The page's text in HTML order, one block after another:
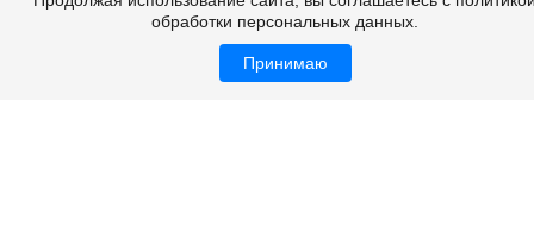
обработки персональных данных.
Принимаю